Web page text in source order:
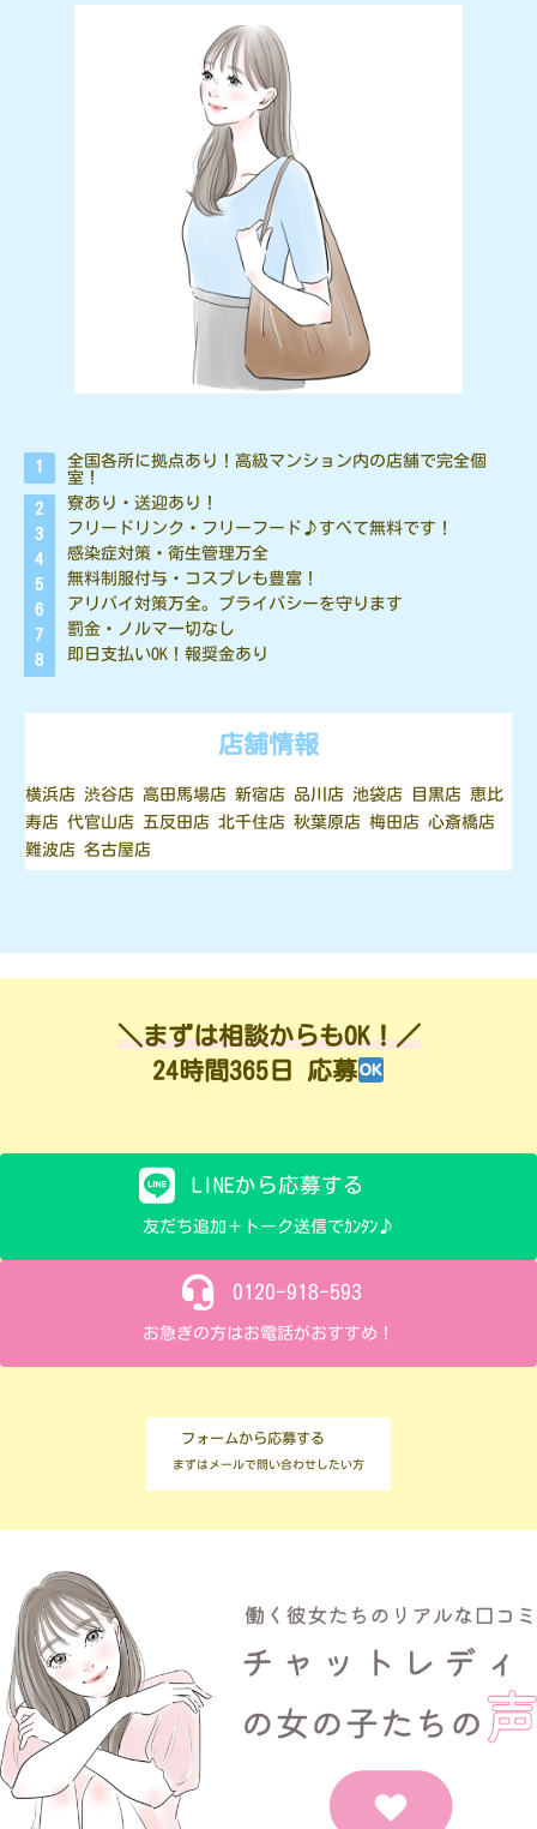
全国各所に拠点あり！高級マンション内の店舗で完全個
室！
寮あり・送迎あり！
フリードリンク・フリーフード♪すべて無料です！
感染症対策・衛生管理万全
無料制服付与・コスプレも豊富！
アリバイ対策万全。プライバシーを守ります
罰金・ノルマ一切なし
即日支払いOK！報奨金あり
店舗情報
横浜店 渋谷店 高田馬場店 新宿店 品川店 池袋店 目黒店 恵比
寿店 代官山店 五反田店 北千住店 秋葉原店 梅田店 心斎橋店
難波店 名古屋店
＼まずは相談からもOK！／
24時間365日 応募
LINEから応募する
友だち追加＋トーク送信でｶﾝﾀﾝ♪
0120-918-593
お急ぎの方はお電話がおすすめ！
フォームから応募する
まずはメールで問い合わせしたい方